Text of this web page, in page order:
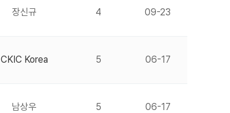
장신규 4 09-23
CKIC Korea 5 06-17
남상우 5 06-17